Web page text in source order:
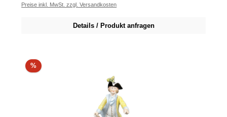
Preise inkl. MwSt. zzgl. Versandkosten
Details / Produkt anfragen
%